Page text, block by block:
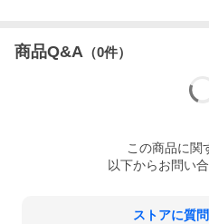
商品Q&A （0件）
この商品に関
以下からお問い
ストアに質